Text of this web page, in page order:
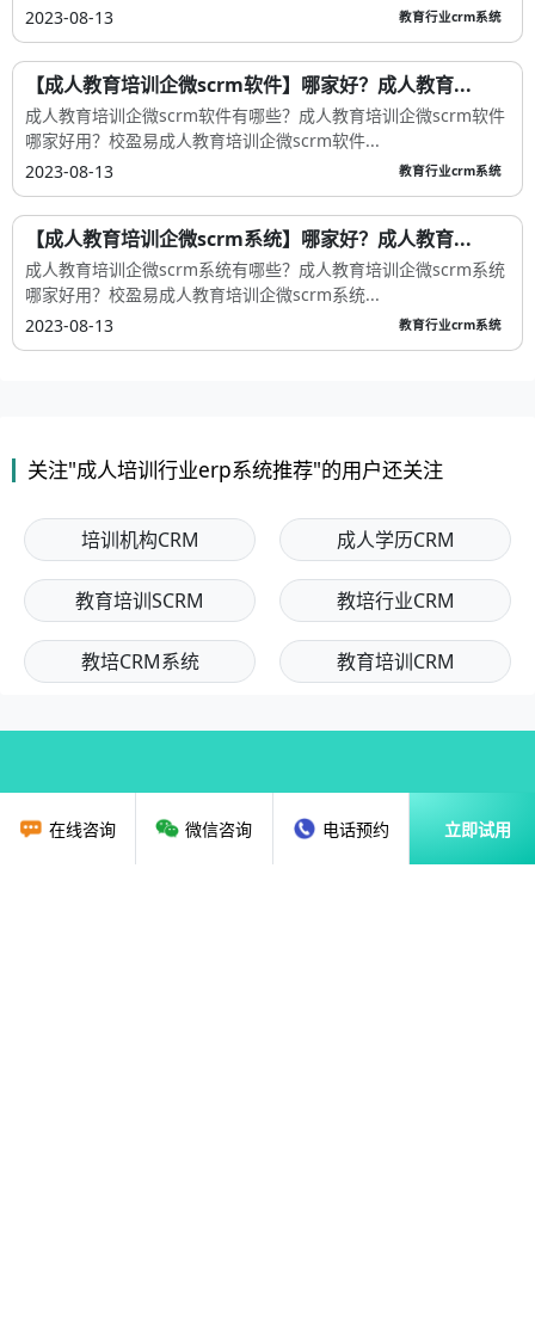
2023-08-13
教育行业crm系统
【成人教育培训企微scrm软件】哪家好？成人教育...
成人教育培训企微scrm软件有哪些？成人教育培训企微scrm软件
哪家好用？校盈易成人教育培训企微scrm软件...
2023-08-13
教育行业crm系统
【成人教育培训企微scrm系统】哪家好？成人教育...
成人教育培训企微scrm系统有哪些？成人教育培训企微scrm系统
哪家好用？校盈易成人教育培训企微scrm系统...
2023-08-13
教育行业crm系统
关注"成人培训行业erp系统推荐"的用户还关注
培训机构CRM 成人学历CRM
教育培训SCRM 教培行业CRM
教培CRM系统 教育培训CRM
在线咨询 微信咨询 电话预约 立即试用